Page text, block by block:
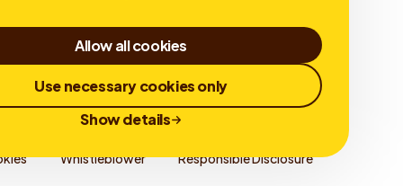
Allow all cookies
Use necessary cookies only
Show details
Whistleblower Responsible Disclosure